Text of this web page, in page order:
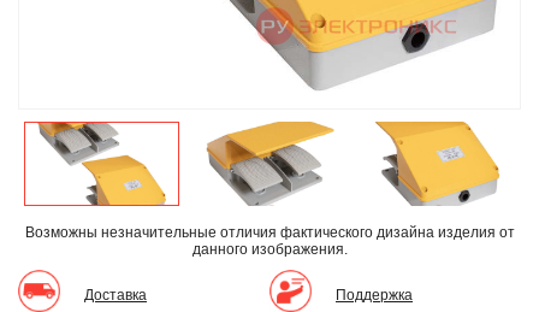
Возможны незначительные отличия фактического дизайна изделия от
данного изображения.
Доставка Поддержка